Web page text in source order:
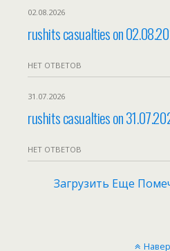
02.08.2026
rushits casualties on
НЕТ ОТВЕТОВ
31.07.2026
rushits casualties on
НЕТ ОТВЕТОВ
Загрузить Еще